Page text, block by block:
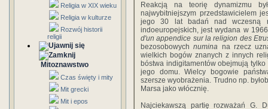
Religia w XIX wieku
Religia w kulturze
Rozwój historii
religii
Mitoznawstwo
Czas święty i mity
Mit grecki
Mit i epos
Reakcją na teorię dynamizmu
najwybitniejszym przedstawicielem
jego 30 lat badań nad wczesną
indoeuropejskich, jest wydana w
d'un appendice sur la religion des
bezosobowychnumina na rzecz
wielkich bogów znanych z innych
bóstwa indigitamentów obejmują
jego domu. Wielcy bogowie
szersze wyobrażenia. Trudno np.
Marsa jako włócznię.
Najciekawszą partię rozważań G.